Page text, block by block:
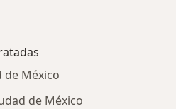
de México
de México